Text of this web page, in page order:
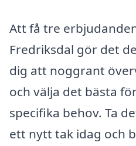
Att få tre
Fredriksdal gör det
dig att noggrant
och välja det bästa
specifika behov. Ta
ett nytt tak idag och